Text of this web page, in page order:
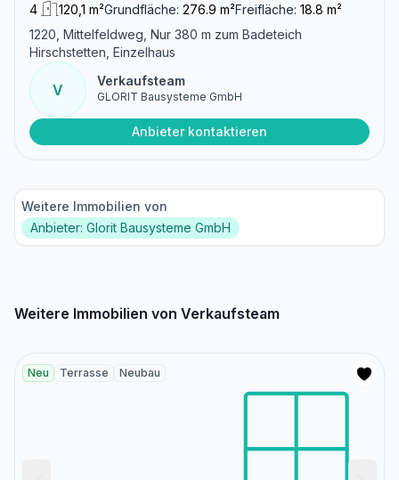
4 120,1 m²Grundfläche: 276.9 m²Freifläche: 18.8 m²
1220, Mittelfeldweg, Nur 380 m zum Badeteich
Hirschstetten, Einzelhaus
V
Verkaufsteam
GLORIT Bausysteme GmbH
Anbieter kontaktieren
Weitere Immobilien von
Anbieter: Glorit Bausysteme GmbH
Weitere Immobilien von Verkaufsteam
Neu Terrasse Neubau